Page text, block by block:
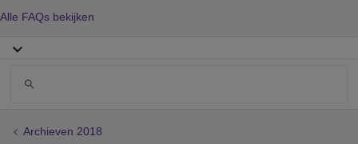
Alle FAQs bekijken
Archieven 2018